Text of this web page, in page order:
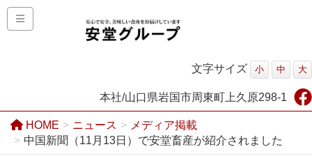
文字サイズ 小 中 大
本社/山口県岩国市周東町上久原298-1
HOME ニュース
メディア掲載
中国新聞（11月13日）で安堂畜産が紹介されました